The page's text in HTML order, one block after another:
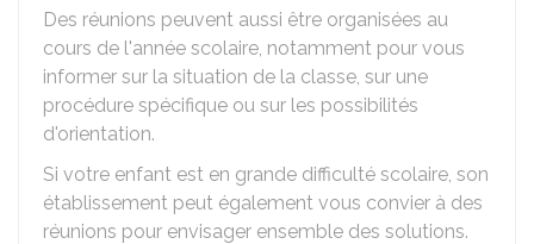
Des réunions peuvent aussi être organisées au
cours de l'année scolaire, notamment pour vous
informer sur la situation de la classe, sur une
procédure spécifique ou sur les possibilités
d'orientation.
Si votre enfant est en grande difficulté scolaire, son
établissement peut également vous convier à des
réunions pour envisager ensemble des solutions.